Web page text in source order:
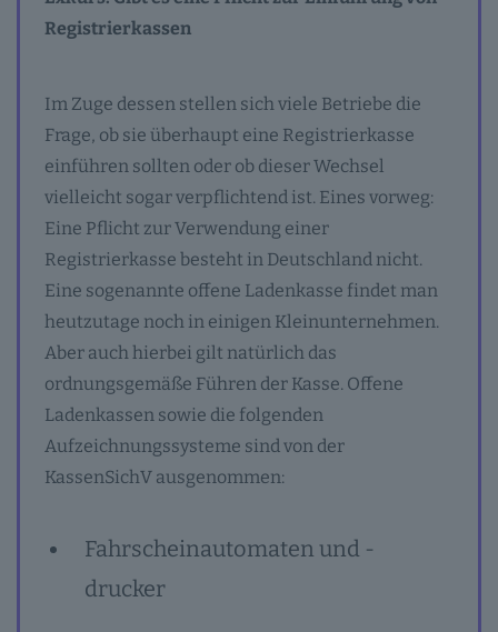
Registrierkassen
Im Zuge dessen stellen sich viele Betriebe die
Frage, ob sie überhaupt eine Registrierkasse
einführen sollten oder ob dieser Wechsel
vielleicht sogar verpflichtend ist. Eines vorweg:
Eine Pflicht zur Verwendung einer
Registrierkasse besteht in Deutschland nicht.
Eine sogenannte offene Ladenkasse findet man
heutzutage noch in einigen Kleinunternehmen.
Aber auch hierbei gilt natürlich das
ordnungsgemäße Führen der Kasse. Offene
Ladenkassen sowie die folgenden
Aufzeichnungssysteme sind von der
KassenSichV ausgenommen:
Fahrscheinautomaten und -
drucker